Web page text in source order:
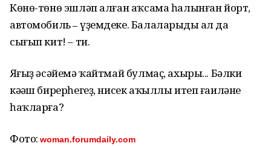
Көнө-төнө эшләп алған аҡсама һалынған йорт,
автомобиль– үҙемдеке. Балаларыңды ал да
сығып кит! – ти.
Яңғыҙ әсәйемә ҡайтмай булмаҫ, ахыры... Бәлки
кәңәш бирерһегеҙ, нисек аҡыллы итеп ғаиләне
һаҡларға?
Фото:woman.forumdaily.com